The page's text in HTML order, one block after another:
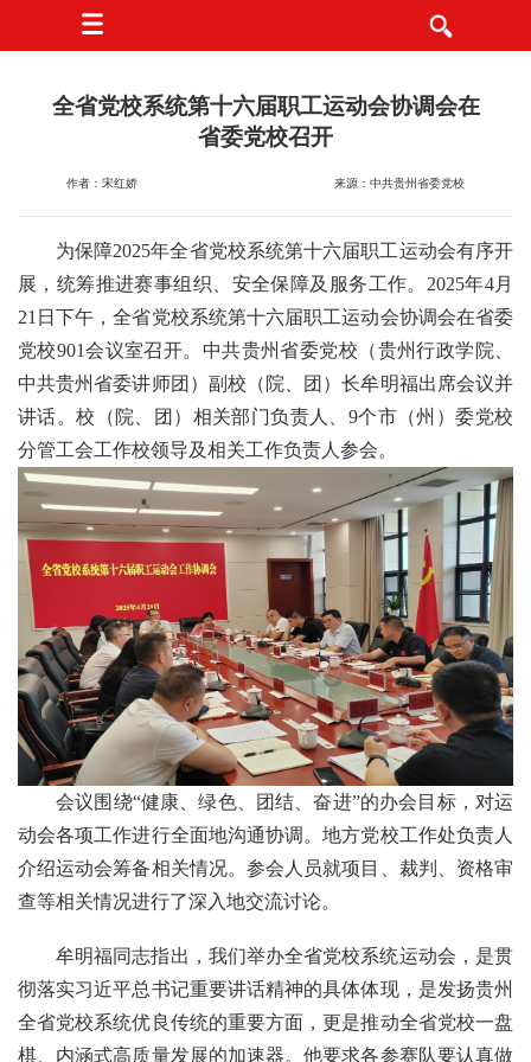
全省党校系统第十六届职工运动会协调会在
省委党校召开
作者：宋红娇 来源：中共贵州省委党校
为保障2025年全省党校系统第十六届职工运动会有序开
展，统筹推进赛事组织、安全保障及服务工作。2025年4月
21日下午，全省党校系统第十六届职工运动会协调会在省委
党校901会议室召开。中共贵州省委党校（贵州行政学院、
中共贵州省委讲师团）副校（院、团）长牟明福出席会议并
讲话。校（院、团）相关部门负责人、9个市（州）委党校
分管工会工作校领导及相关工作负责人参会。
会议围绕“健康、绿色、团结、奋进”的办会目标，对运
动会各项工作进行全面地沟通协调。地方党校工作处负责人
介绍运动会筹备相关情况。参会人员就项目、裁判、资格审
查等相关情况进行了深入地交流讨论。
牟明福同志指出，我们举办全省党校系统运动会，是贯
彻落实习近平总书记重要讲话精神的具体体现，是发扬贵州
全省党校系统优良传统的重要方面，更是推动全省党校一盘
棋、内涵式高质量发展的加速器。他要求各参赛队要认真做